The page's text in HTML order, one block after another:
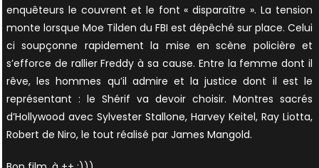
enquêteurs le couvrent et le font « disparaître ». La tension
monte lorsque Moe Tilden du FBI est dépêché sur place. Celui
ci soupçonne rapidement la mise en scène policière et
s’efforce de rallier Freddy à sa cause. Entre la femme dont il
rêve, les hommes qu’il admire et la justice dont il est le
représentant : le Shérif va devoir choisir. Montres sacrés
d’Hollywood avec Sylvester Stallone, Harvey Keitel, Ray Liotta,
Robert de Niro, le tout réalisé par James Mangold.